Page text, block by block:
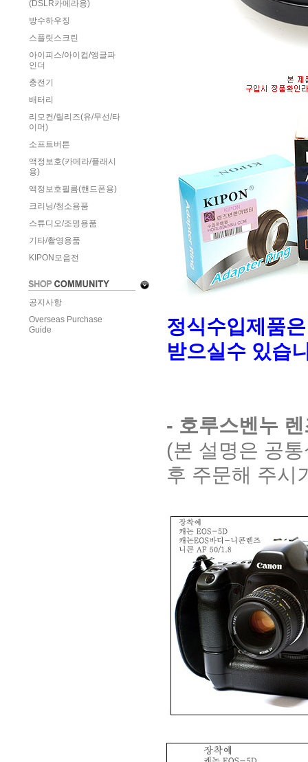
(DSLR카메라용)
방수하우징
스플릿스크린
아이피스/아이컵/앵글파
인더
충전기
배터리
리모컨/릴리즈(유/무선/타
이머)
소프트버튼
액정보호(카메라/플래시
용)
액정보호필름(핸드폰용)
크리닝/청소용품
스튜디오/조명용품
기타/촬영용품
KIPON모음전
공지사항
Overseas Purchase
Guide
정식수입제품
받으실수 있습
- 호루스벤누
(본 설명은 공
후 주문해 주시